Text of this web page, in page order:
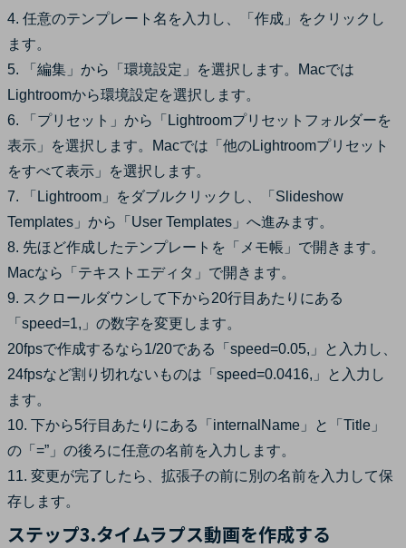
4. 任意のテンプレート名を入力し、「作成」をクリックし
ます。
5. 「編集」から「環境設定」を選択します。Macでは
Lightroomから環境設定を選択します。
6. 「プリセット」から「Lightroomプリセットフォルダーを
表示」を選択します。Macでは「他のLightroomプリセット
をすべて表示」を選択します。
7. 「Lightroom」をダブルクリックし、「Slideshow
Templates」から「User Templates」へ進みます。
8. 先ほど作成したテンプレートを「メモ帳」で開きます。
Macなら「テキストエディタ」で開きます。
9. スクロールダウンして下から20行目あたりにある
「speed=1,」の数字を変更します。
20fpsで作成するなら1/20である「speed=0.05,」と入力し、
24fpsなど割り切れないものは「speed=0.0416,」と入力し
ます。
10. 下から5行目あたりにある「internalName」と「Title」
の「=”」の後ろに任意の名前を入力します。
11. 変更が完了したら、拡張子の前に別の名前を入力して保
存します。
ステップ3.タイムラプス動画を作成する